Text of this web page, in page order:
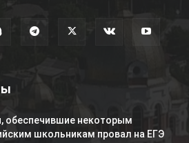
обеспечившие некоторым
школьникам провал на ЕГЭ